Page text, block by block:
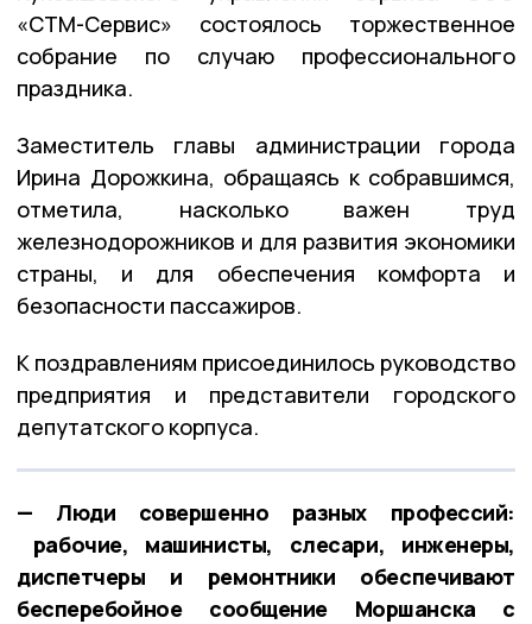
«СТМ-Сервис» состоялось торжественное
собрание по случаю профессионального
праздника.
Заместитель главы администрации города
Ирина Дорожкина, обращаясь к собравшимся,
отметила, насколько важен труд
железнодорожников и для развития экономики
страны, и для обеспечения комфорта и
безопасности пассажиров.
К поздравлениям присоединилось руководство
предприятия и представители городского
депутатского корпуса.
— Люди совершенно разных профессий:
рабочие, машинисты, слесари, инженеры,
диспетчеры и ремонтники обеспечивают
бесперебойное сообщение Моршанска с